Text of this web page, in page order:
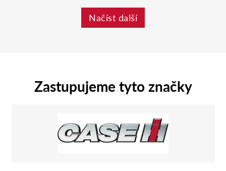
Načíst další
Zastupujeme tyto značky